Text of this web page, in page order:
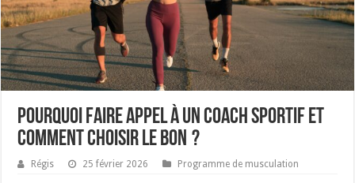
Pourquoi faire appel à un coach sportif et
comment choisir le bon ?
Régis 25 février 2026 Programme de musculation